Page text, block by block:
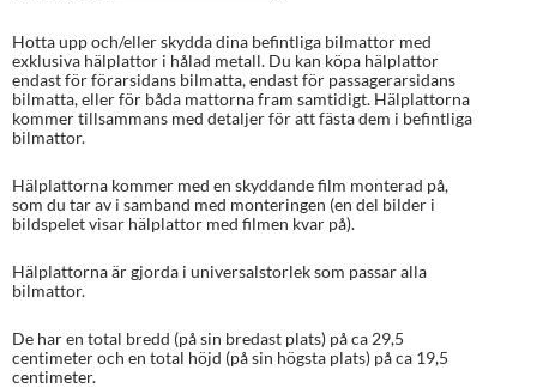
baserat på
kundrecens
ioner
Hotta upp och/eller skydda dina befintliga bilmattor med
exklusiva hälplattor i hålad metall. Du kan köpa hälplattor
endast för förarsidans bilmatta, endast för passagerarsidans
bilmatta, eller för båda mattorna fram samtidigt. Hälplattorna
kommer tillsammans med detaljer för att fästa dem i befintliga
bilmattor.
Hälplattorna kommer med en skyddande film monterad på,
som du tar av i samband med monteringen (en del bilder i
bildspelet visar hälplattor med filmen kvar på).
Hälplattorna är gjorda i universalstorlek som passar alla
bilmattor.
De har en total bredd (på sin bredast plats) på ca 29,5
centimeter och en total höjd (på sin högsta plats) på ca 19,5
centimeter.